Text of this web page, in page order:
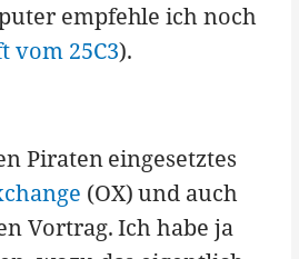
empfehle ich noch
vom 25C3).
Piraten eingesetztes
(OX) und auch
Vortrag. Ich habe ja